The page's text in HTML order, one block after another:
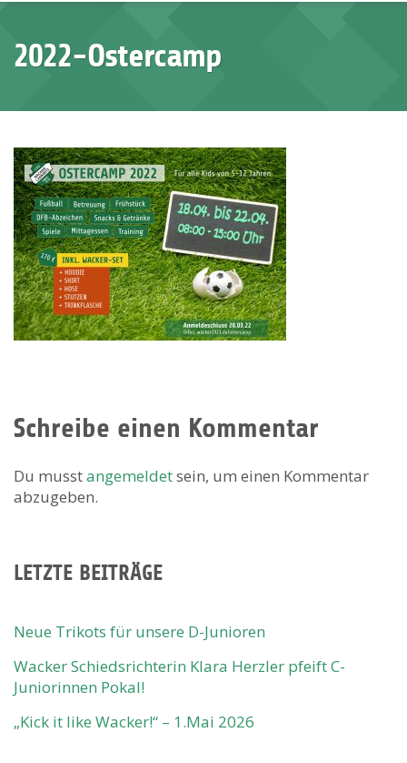
2022-Ostercamp
Schreibe einen Kommentar
Du musstangemeldetsein, um einen Kommentar
abzugeben.
LETZTE BEITRÄGE
Neue Trikots für unsere D-Junioren
Wacker Schiedsrichterin Klara Herzler pfeift C-
Juniorinnen Pokal!
„Kick it like Wacker!“ – 1.Mai 2026